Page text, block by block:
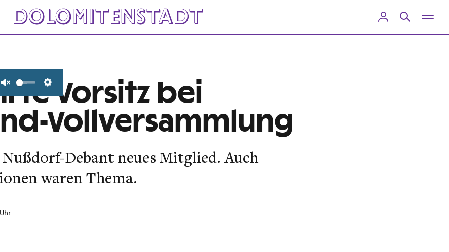
Settings
Vorsitz bei
Vollversammlung
Debant neues Mitglied. Auch
waren Thema.